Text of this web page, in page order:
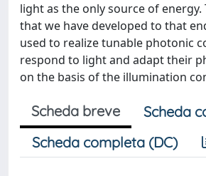
light as the only source of energy.
that we have developed to that
used to realize tunable photonic
respond to light and adapt their
on the basis of the illumination
Scheda breve
Scheda
Scheda completa (DC)